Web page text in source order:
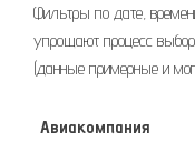
Фильтры по дате,
упрощают процесс
(данные примерные и
Авиакомпания